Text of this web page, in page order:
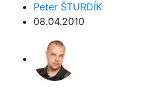
Peter ŠTURDÍK
08.04.2010